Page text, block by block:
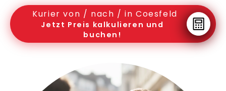
Kurier von / nach / in Coesfeld
Jetzt Preis kalkulieren und
buchen!